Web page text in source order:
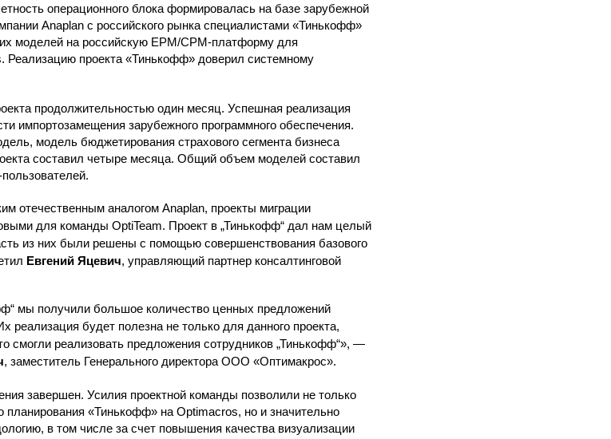
операционного блока формировалась на базе зарубежной
Anaplan с российского рынка специалистами «Тинькофф»
моделей на российскую EPM/CPM-платформу для
Реализацию проекта «Тинькофф» доверил системному
продолжительностью один месяц. Успешная реализация
импортозамещения зарубежного программного обеспечения.
модель бюджетирования страхового сегмента бизнеса
составил четыре месяца. Общий объем моделей составил
отечественным аналогом Anaplan, проекты миграции
для команды OptiTeam. Проект в „Тинькофф“ дал нам целый
из них были решены с помощью совершенствования базового
Евгений Яцевич, управляющий партнер консалтинговой
мы получили большое количество ценных предложений
будет полезна не только для данного проекта,
смогли реализовать предложения сотрудников „Тинькофф“», —
, заместитель Генерального директора ООО «Оптимакрос».
завершен. Усилия проектной команды позволили не только
планирования «Тинькофф» на Optimacros, но и значительно
в том числе за счет повышения качества визуализации